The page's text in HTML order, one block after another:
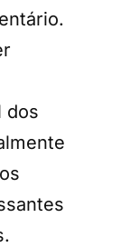
dos